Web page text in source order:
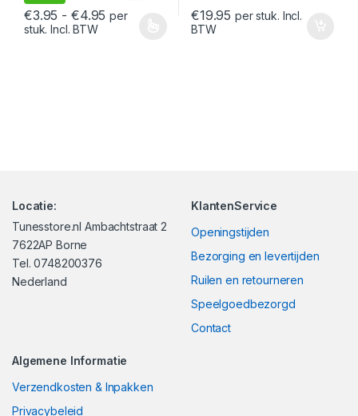
€3.95 - €4.95 Prijsklasse: €3.95 tot €4.95
per
stuk. Incl. BTW
Dit product heeft meerdere variaties. Deze optie kan gekozen
€19.95 per stuk. Incl.
BTW
Locatie:
Tunesstore.nl Ambachtstraat 2
7622AP Borne
Tel. 0748200376
Nederland
KlantenService
Openingstijden
Bezorging en levertijden
Ruilen en retourneren
Speelgoedbezorgd
Contact
Algemene Informatie
Verzendkosten & Inpakken
Privacybeleid